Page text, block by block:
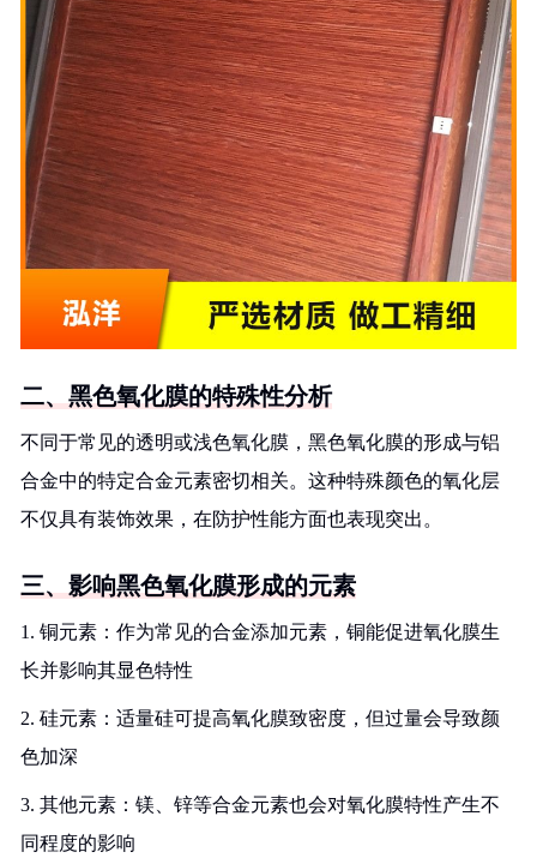
二、黑色氧化膜的特殊性分析
不同于常见的透明或浅色氧化膜，黑色氧化膜的形成与铝
合金中的特定合金元素密切相关。这种特殊颜色的氧化层
不仅具有装饰效果，在防护性能方面也表现突出。
三、影响黑色氧化膜形成的元素
1. 铜元素：作为常见的合金添加元素，铜能促进氧化膜生
长并影响其显色特性
2. 硅元素：适量硅可提高氧化膜致密度，但过量会导致颜
色加深
3. 其他元素：镁、锌等合金元素也会对氧化膜特性产生不
同程度的影响